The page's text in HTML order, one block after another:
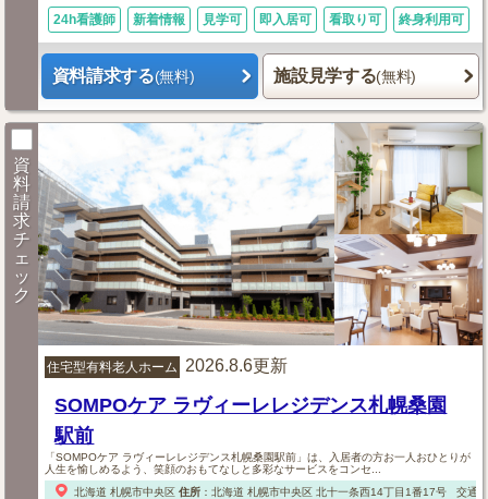
24h看護師 新着情報 見学可 即入居可 看取り可 終身利用可
資料請求する(無料) 施設見学する(無料)
資
料
請
求
チ
ェ
ッ
ク
住宅型有料老人ホーム 2026.8.6更新
SOMPOケア ラヴィーレレジデンス札幌桑園
駅前
「SOMPOケア ラヴィーレレジデンス札幌桑園駅前」は、入居者の方お一人おひとりが
人生を愉しめるよう、笑顔のおもてなしと多彩なサービスをコンセ...
北海道 札幌市中央区 住所： 北海道 札幌市中央区北十一条西14丁目1番17号 交通